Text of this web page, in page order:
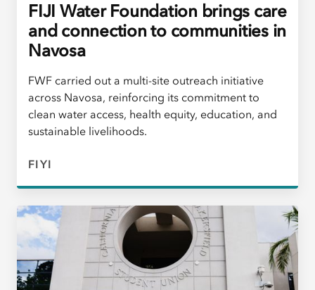
FIJI Water Foundation brings care
and connection to communities in
Navosa
FWF carried out a multi-site outreach initiative
across Navosa, reinforcing its commitment to
clean water access, health equity, education, and
sustainable livelihoods.
FIYI